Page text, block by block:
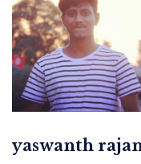
yaswanth